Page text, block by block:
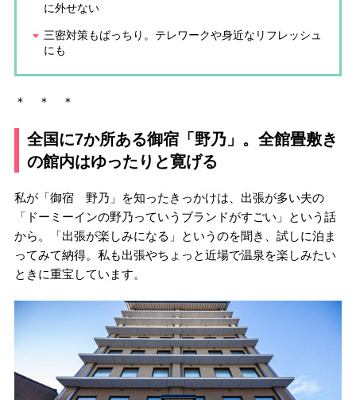
に外せない
三密対策もばっちり。テレワークや身近なリフレッシュ
にも
＊ ＊ ＊
全国に7か所ある御宿「野乃」。全館畳敷き
の館内はゆったりと寛げる
私が「御宿 野乃」を知ったきっかけは、出張が多い夫の
「ドーミーインの野乃っていうブランドがすごい」という話
から。「出張が楽しみになる」というのを聞き、試しに泊ま
ってみて納得。私も出張やちょっと近場で温泉を楽しみたい
ときに重宝しています。